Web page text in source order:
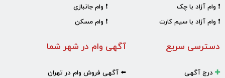
❗ وام جانبازی
❗ وام مسکن
❗ وام آزاد با چک
❗ وام آزاد با سیم کارت
آگهی وام در شهر شما
⬅️ آگهی فروش وام در تهران
دسترسی سریع
درج آگهی